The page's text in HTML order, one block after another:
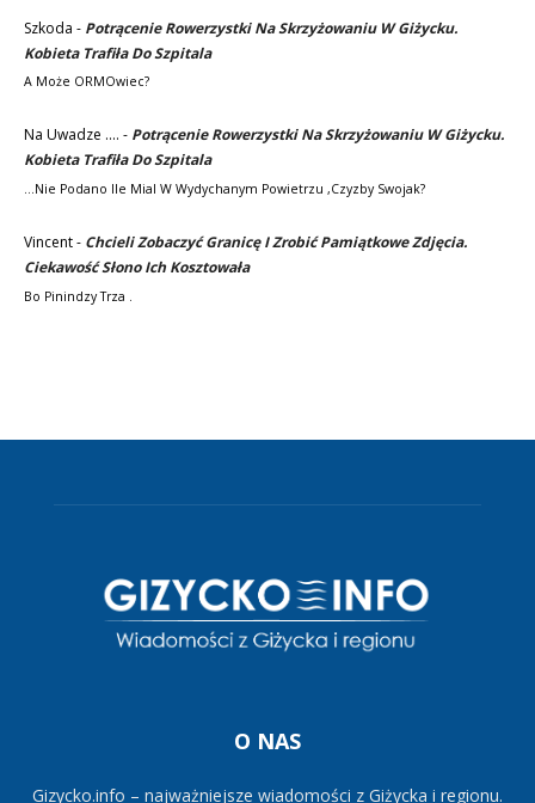
Szkoda - Potrącenie Rowerzystki Na Skrzyżowaniu W Giżycku.
Kobieta Trafiła Do Szpitala
A Może ORMOwiec?
Na Uwadze .... - Potrącenie Rowerzystki Na Skrzyżowaniu W Giżycku.
Kobieta Trafiła Do Szpitala
...nie Podano Ile Mial W Wydychanym Powietrzu ,czyzby Swojak?
Vincent- Chcieli Zobaczyć Granicę I Zrobić Pamiątkowe Zdjęcia.
Ciekawość Słono Ich Kosztowała
Bo Pinindzy Trza .
O NAS
Gizycko.info – najważniejsze wiadomości z Giżycka i regionu.